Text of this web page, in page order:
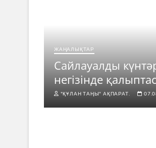
ЖАҢАЛЫҚТАР
Сайлауалды
негізінде
"ҚҰЛАН ТАҢЫ" АҚПАРАТ.